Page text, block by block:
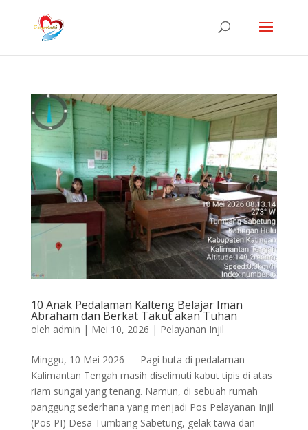
10 Anak Pedalaman Kalteng Belajar Iman
Abraham dan Berkat Takut akan Tuhan
oleh admin | Mei 10, 2026 | Pelayanan Injil
Minggu, 10 Mei 2026 — Pagi buta di pedalaman
Kalimantan Tengah masih diselimuti kabut tipis di atas
riam sungai yang tenang. Namun, di sebuah rumah
panggung sederhana yang menjadi Pos Pelayanan Injil
(Pos PI) Desa Tumbang Sabetung, gelak tawa dan